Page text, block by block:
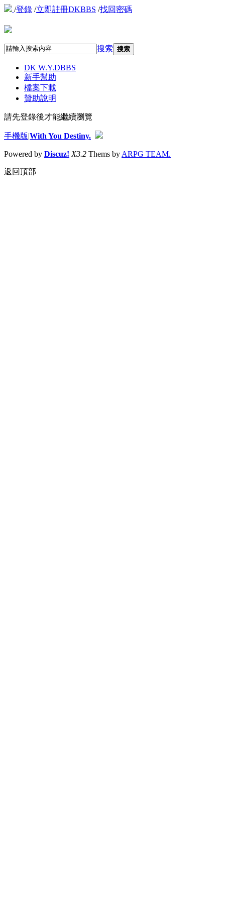
/登錄 /立即註冊DKBBS /找回密碼
搜索 搜索
DK W.Y.DBBS
新手幫助
檔案下載
贊助說明
請先登錄後才能繼續瀏覽
手機版|With You Destiny.
Powered by Discuz! X3.2 Thems by ARPG TEAM.
返回頂部